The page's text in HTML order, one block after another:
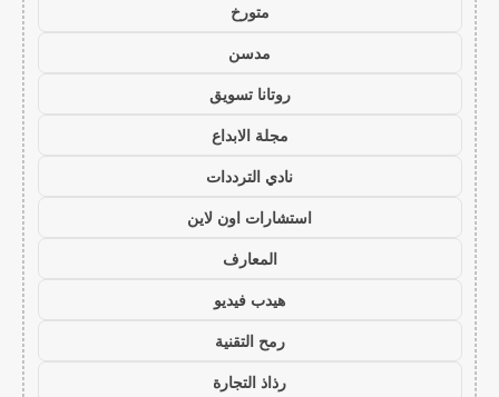
متورخ
مدسن
روتانا تسويق
مجلة الابداع
نادي الترددات
استشارات اون لاين
المعارف
هيدب فيديو
رمح التقنية
رذاذ التجارة